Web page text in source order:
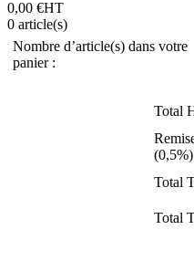
0,00 €HT
0 article(s)
Nombre d’article(s) dans votre
panier :
Total
(0,5%)
Total
Total